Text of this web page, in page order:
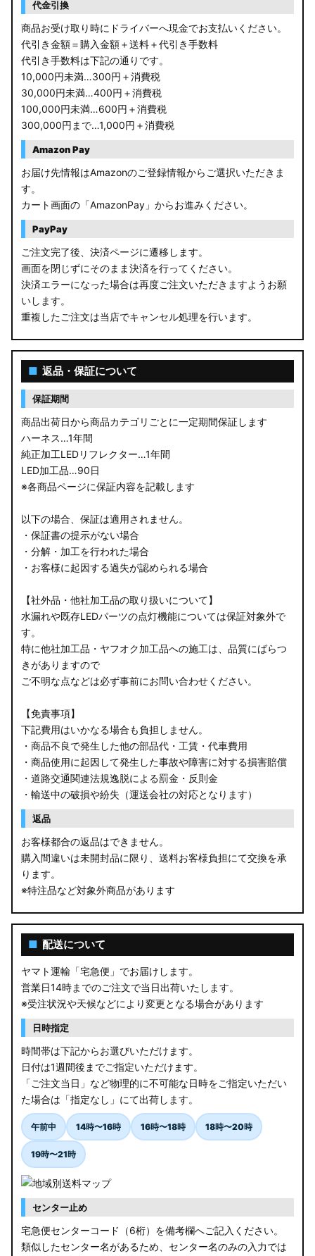
代金引換
商品お受け取り時にドライバーへ現金でお支払いください。
代引き金額＝購入金額＋送料＋代引き手数料
代引き手数料は下記の通りです。
10,000円未満…300円＋消費税
30,000円未満…400円＋消費税
100,000円未満…600円＋消費税
300,000円まで…1,000円＋消費税
Amazon Pay
お届け先情報はAmazonのご登録情報からご選択いただきま
す。
カート画面の「AmazonPay」からお進みください。
PayPay
ご注文完了後、決済ページに遷移します。
画面を閉じずにそのまま決済を行ってください。
決済エラーになった場合は再度ご注文いただきますようお願
いします。
重複したご注文は当店でキャンセル処理を行います。
■ 返品・保証について
保証期間
商品出荷日から商品カテゴリごとに一定期間保証します
ハーネス…1年間
純正加工LEDリフレクター…1年間
LED加工品…90日
※各商品ページに保証内容を記載します
以下の場合、保証は適用されません。
・保証書の提示がない場合
・分解・加工を行われた場合
・お客様に起因する過失が認められる場合
【社外品・他社加工品の取り扱いについて】
水漏れや既存LEDパーツの点灯機能については保証対象外で
す。
特に他社加工品・ヤフオク加工品への施工は、品質にばらつ
きがありますので
ご不明な点などは必ず事前にお問い合わせください。
【免責事項】
下記費用はいかなる場合も負担しません。
・商品不良で発生した他の部品代・工賃・代車費用
・商品使用に起因して発生した事故や障害に対する損害賠償
・道路交通関連法規逸脱による罰金・反則金
・輸送中の破損や紛失（運送会社の対応となります）
返品
お客様都合の返品はできません。
購入間違いは未開封品に限り、送料お客様負担にて交換を承
ります。
※特注品など対象外商品があります
■ 配送について
ヤマト運輸「宅急便」でお届けします。
営業日14時までのご注文で当日出荷いたします。
※受注状況や天候などにより変更となる場合があります
日時指定
時間帯は下記からお選びいただけます。
日付は1週間後までご指定いただけます。
「ご注文当日」など物理的に不可能な日時をご指定いただい
た場合は「指定なし」にて出荷します。
午前中 14時〜16時 16時〜18時 18時〜20時
19時〜21時
センター止め
宅急便センターコード（6桁）を備考欄へご記入ください。
類似したセンター名があるため、センター名のみの入力では